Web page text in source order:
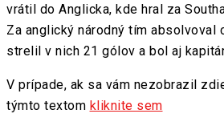
vrátil do Anglicka, kde hral za
Za anglický národný tím absolvoval
strelil v nich 21 gólov a bol aj
V prípade, ak sa vám nezobrazil
týmto textom kliknite sem